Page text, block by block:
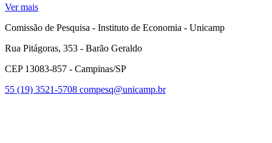
Ver mais
Comissão de Pesquisa - Instituto de Economia - Unicamp
Rua Pitágoras, 353 - Barão Geraldo
CEP 13083-857 - Campinas/SP
55 (19) 3521-5708 compesq@unicamp.br